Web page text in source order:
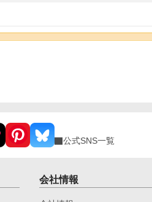
公式SNS一覧
会社情報